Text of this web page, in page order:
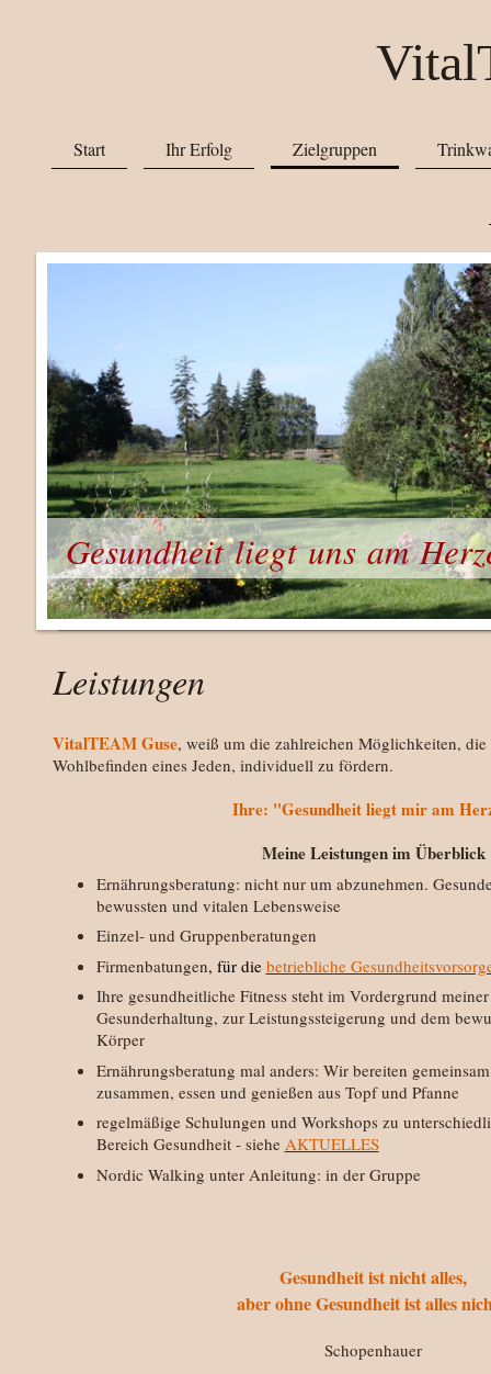
Start Ihr Erfolg Zielgruppen
Gesundheit liegt uns am
Leistungen
VitalTEAM Guse, weiß um die zahlreichen Möglichkeiten, die
Wohlbefinden eines Jeden, individuell zu fördern.
Ihre: "Gesundheit liegt mir am
Meine Leistungen im Überblick
Ernährungsberatung: nicht nur um abzunehmen.
bewussten und vitalen Lebensweise
Einzel- und Gruppenberatungen
Firmenbatungen, für die betriebliche
Ihre gesundheitliche Fitness steht im Vordergrund
Gesunderhaltung, zur Leistungssteigerung und dem
Körper
Ernährungsberatung mal anders: Wir bereiten
zusammen, essen und genießen aus Topf und Pfanne
regelmäßige Schulungen und Workshops zu
Bereich Gesundheit - siehe AKTUELLES
Nordic Walking unter Anleitung: in der Gruppe
Gesundheit ist nicht alles,
aber ohne Gesundheit ist alles
Schopenhauer